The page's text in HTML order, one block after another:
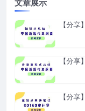
文章展示
【分
【分
【分